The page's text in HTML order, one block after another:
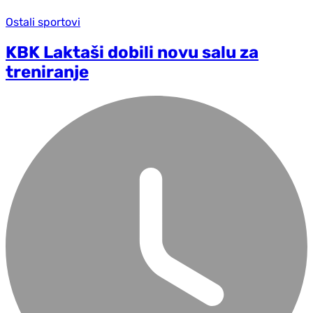
Ostali sportovi
KBK Laktaši dobili novu salu za
treniranje